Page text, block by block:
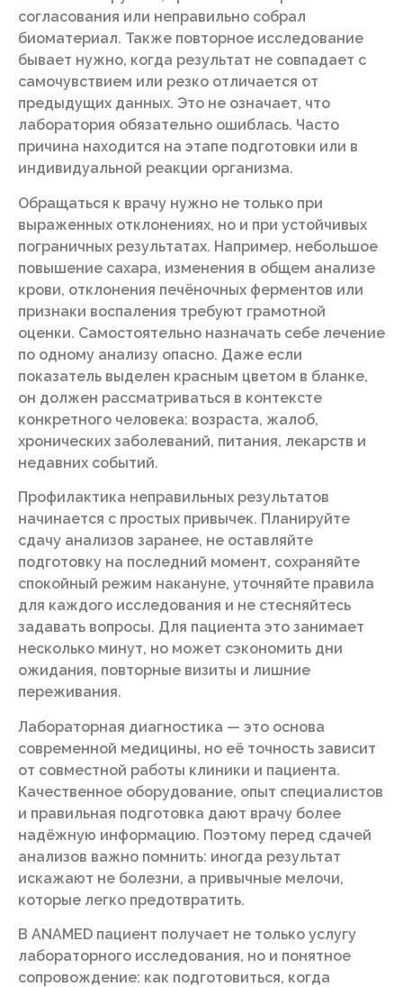
согласования или неправильно собрал
биоматериал. Также повторное исследование
бывает нужно, когда результат не совпадает с
самочувствием или резко отличается от
предыдущих данных. Это не означает, что
лаборатория обязательно ошиблась. Часто
причина находится на этапе подготовки или в
индивидуальной реакции организма.
Обращаться к врачу нужно не только при
выраженных отклонениях, но и при устойчивых
пограничных результатах. Например, небольшое
повышение сахара, изменения в общем анализе
крови, отклонения печёночных ферментов или
признаки воспаления требуют грамотной
оценки. Самостоятельно назначать себе лечение
по одному анализу опасно. Даже если
показатель выделен красным цветом в бланке,
он должен рассматриваться в контексте
конкретного человека: возраста, жалоб,
хронических заболеваний, питания, лекарств и
недавних событий.
Профилактика неправильных результатов
начинается с простых привычек. Планируйте
сдачу анализов заранее, не оставляйте
подготовку на последний момент, сохраняйте
спокойный режим накануне, уточняйте правила
для каждого исследования и не стесняйтесь
задавать вопросы. Для пациента это занимает
несколько минут, но может сэкономить дни
ожидания, повторные визиты и лишние
переживания.
Лабораторная диагностика — это основа
современной медицины, но её точность зависит
от совместной работы клиники и пациента.
Качественное оборудование, опыт специалистов
и правильная подготовка дают врачу более
надёжную информацию. Поэтому перед сдачей
анализов важно помнить: иногда результат
искажают не болезни, а привычные мелочи,
которые легко предотвратить.
В ANAMED пациент получает не только услугу
лабораторного исследования, но и понятное
сопровождение: как подготовиться, когда